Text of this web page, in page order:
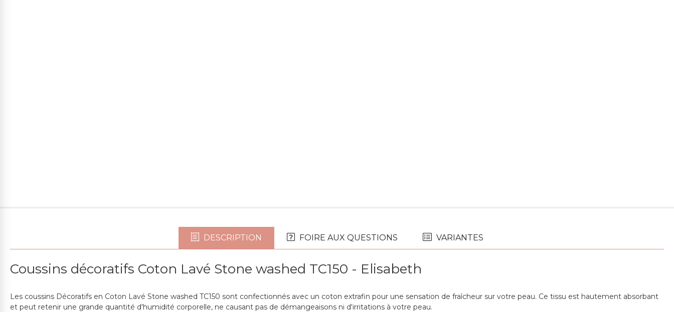
DESCRIPTION FOIRE AUX QUESTIONS VARIANTES
Coussins décoratifs Coton Lavé Stone washed TC150 - Elisabeth
Les coussins Décoratifs en Coton Lavé Stone washed TC150 sont confectionnés avec un coton extrafin pour une sensation de fraîcheur sur votre peau. Ce tissu est hautement absorbant
et peut retenir une grande quantité d'humidité corporelle, ne causant pas de démangeaisons ni d'irritations à votre peau.